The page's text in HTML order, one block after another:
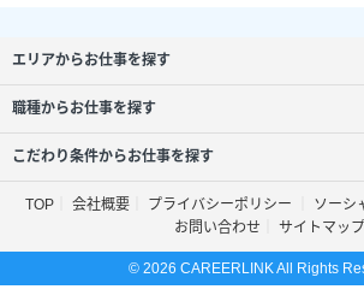
エリアからお仕事を探す
職種からお仕事を探す
こだわり条件からお仕事を探す
TOP 会社概要 プライバシーポリシー
ソーシ
お問い合わせ
サイトマップ
© 2026 CAREERLINK All Rights